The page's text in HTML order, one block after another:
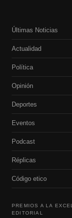
Últimas Noticias
Actualidad
Política
Opinión
Deportes
Eventos
Podcast
Réplicas
Código etico
PREMIOS A LA
EDITORIAL